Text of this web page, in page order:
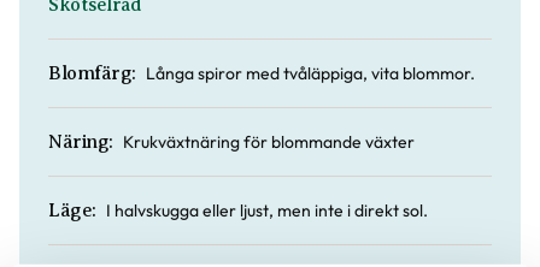
Skötselråd
Blomfärg: Långa spiror med tvåläppiga, vita blommor.
Näring: Krukväxtnäring för blommande växter
Läge: I halvskugga eller ljust, men inte i direkt sol.